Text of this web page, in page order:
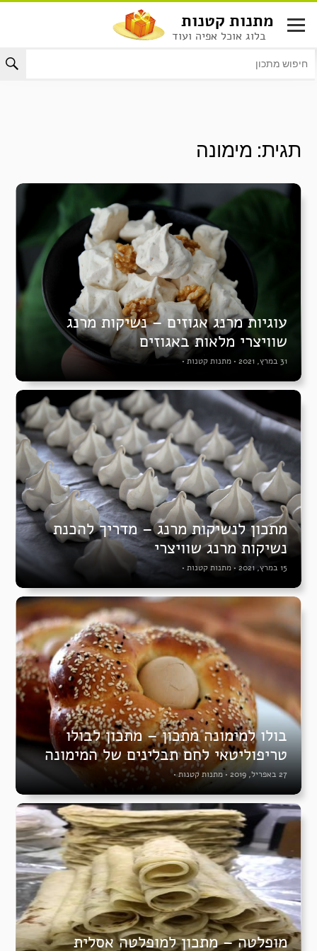
לתוכן
מתנות קטנות
בלוג אוכל אפיה ועוד
תגית: מימונה
עוגיות מרנג אגוזים – נשיקות מרנג
שוויצרי מלאות באגוזים
31 במרץ, 2021 • מתנות קטנות•
מתכון לנשיקות מרנג – מדריך להכנת
נשיקות מרנג שוויצרי
15 במרץ, 2021 • מתנות קטנות •
בולו למימונה מתכון – מתכון לבולו
טריפוליטאי לחם תבלינים של המימונה
27 באפריל, 2019 •מתנות קטנות •
מופלטה – מתכון למופלטה אסלית